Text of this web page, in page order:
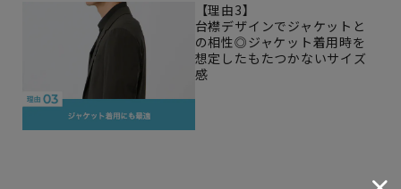
【理由3】
台襟デザインでジャケットと
の相性◎ジャケット着用時を
想定したもたつかないサイズ
感